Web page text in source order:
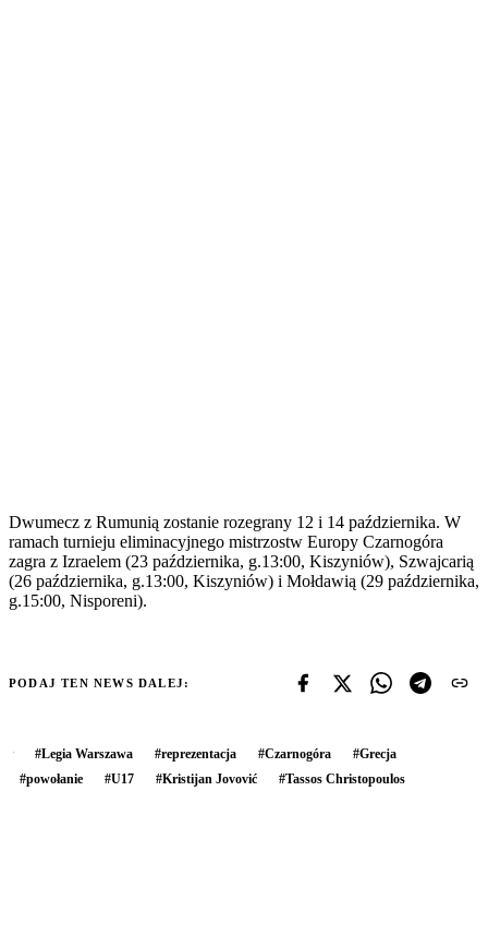
Dwumecz z Rumunią zostanie rozegrany 12 i 14 października. W
ramach turnieju eliminacyjnego mistrzostw Europy Czarnogóra
zagra z Izraelem (23 października, g.13:00, Kiszyniów), Szwajcarią
(26 października, g.13:00, Kiszyniów) i Mołdawią (29 października,
g.15:00, Nisporeni).
PODAJ TEN NEWS DALEJ:
#Legia Warszawa #reprezentacja #Czarnogóra #Grecja
#powołanie #U17 #Kristijan Jovović #Tassos Christopoulos